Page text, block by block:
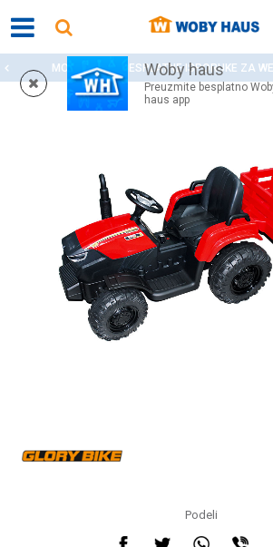
Woby haus
Preuzmite besplatno
haus app
MOGUĆNOST BESPLATNE ISPORUKE ZA
Podeli
proizvod bude